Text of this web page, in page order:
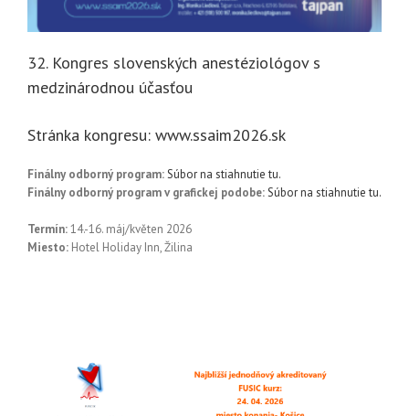
32. Kongres slovenských anestéziológov s
medzinárodnou účasťou
Stránka kongresu: www.ssaim2026.sk
Finálny odborný program:Súbor na stiahnutie tu.
Finálny odborný program v grafickej podobe:Súbor na stiahnutie tu.
Termín:14.-16. máj/květen 2026
Miesto: Hotel Holiday Inn, Žilina